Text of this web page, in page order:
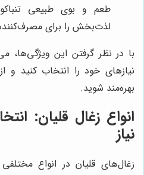
طعم و بوی طبیعی
لذت‌بخش را برای
با در نظر گرفتن این ویژگی‌ها،
نیازهای خود را انتخاب کنید
بهره‌مند شوید.
انواع زغال قلیان:
نیاز
زغال‌های قلیان در انواع